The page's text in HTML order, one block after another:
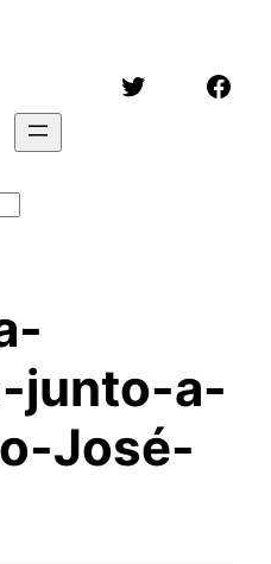
Twitter
junto-a-
José-